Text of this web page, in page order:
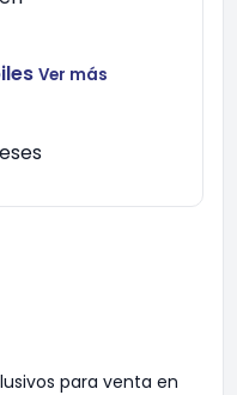
Ver más
para venta en